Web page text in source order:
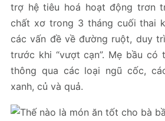
trợ hệ tiêu hoá hoạt động trơn
chất xơ trong 3 tháng cuối thai
các vấn đề về đường ruột, duy
trước khi “vượt cạn”. Mẹ bầu có
thông qua các loại ngũ cốc,
xanh, củ và quả.